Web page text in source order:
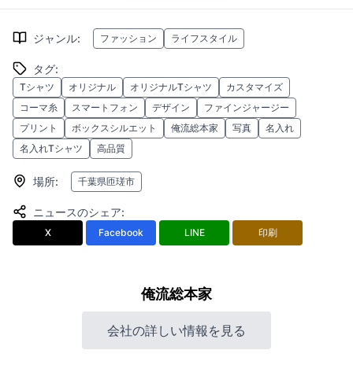
ジャンル: ファッション ライフスタイル
タグ:
Tシャツ オリジナル オリジナルTシャツ
カスタマイズ
コーマ糸
スマートフォン デザイン
ファインジャージー
プリント
ボックスシルエット 俺流総本家 写真
名入れ
名入れTシャツ
高品質
場所: 千葉県匝瑳市
ニュースのシェア:
X Facebook LINE 印刷
俺流総本家
会社の詳しい情報を見る